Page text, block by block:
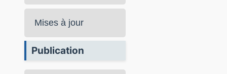
Mises à jour
Publication